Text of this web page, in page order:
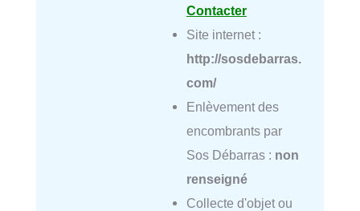
Contacter
Site internet :
http://sosdebarras.
com/
Enlèvement des
encombrants par
Sos Débarras : non
renseigné
Collecte d'objet ou